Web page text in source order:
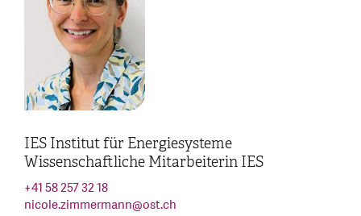
IES Institut für Energiesysteme
Wissenschaftliche Mitarbeiterin IES
+41 58 257 32 18
nicole.zimmermann@ost.ch